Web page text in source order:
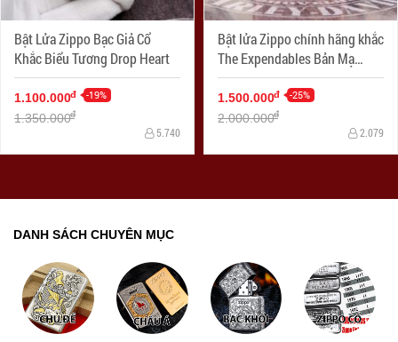
Bật Lửa Zippo Bạc Giả Cổ
Khắc Biểu Tương Drop Heart
1.100.000đ -19%
1.350.000đ
5.740
Bật lửa Zippo chính hãng khắc
The Expendables Bản Mạ
Antique Copper
1.500.000đ -25%
2.000.000đ
2.079
DANH SÁCH CHUYÊN MỤC